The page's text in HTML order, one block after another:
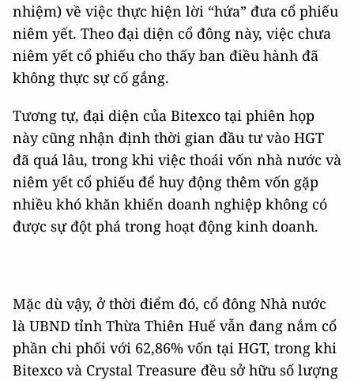
nhiệm) về việc thực hiện lời “hứa” đưa cổ phiếu
niêm yết. Theo đại diện cổ đông này, việc chưa
niêm yết cổ phiếu cho thấy ban điều hành đã
không thực sự cố gắng.
Tương tự, đại diện của Bitexco tại phiên họp
này cũng nhận định thời gian đầu tư vào HGT
đã quá lâu, trong khi việc thoái vốn nhà nước và
niêm yết cổ phiếu để huy động thêm vốn gặp
nhiều khó khăn khiến doanh nghiệp không có
được sự đột phá trong hoạt động kinh doanh.
Mặc dù vậy, ở thời điểm đó, cổ đông Nhà nước
là UBND tỉnh Thừa Thiên Huế vẫn đang nắm cổ
phần chi phối với 62,86% vốn tại HGT, trong khi
Bitexco và Crystal Treasure đều sở hữu số lượng